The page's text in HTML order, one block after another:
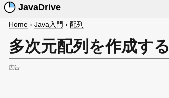
JavaDrive
Home › Java入門 › 配列
多次元配列を作成する
広告